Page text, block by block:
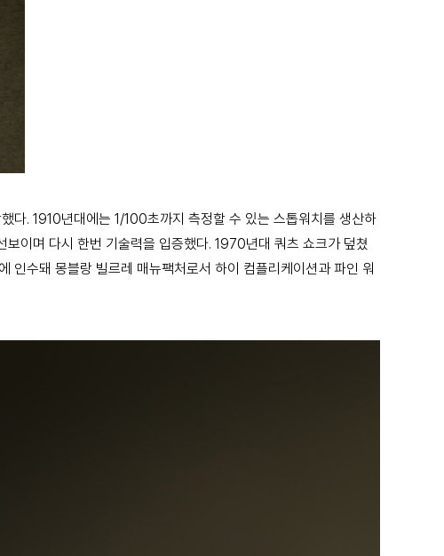
다. 1910년대에는 1/100초까지 측정할 수 있는 스톱워치를 생산하
이며 다시 한번 기술력을 입증했다. 1970년대 쿼츠 쇼크가 덮쳤
수돼 몽블랑 빌르레 매뉴팩처로서 하이 컴플리케이션과 파인 워